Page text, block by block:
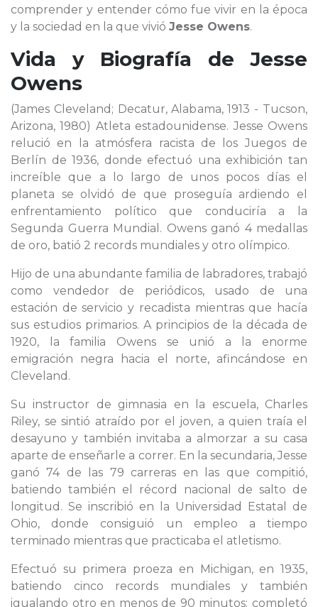
comprender y entender cómo fue vivir en la época
y la sociedad en la que vivió Jesse Owens.
Vida y Biografía de Jesse
Owens
(James Cleveland; Decatur, Alabama, 1913 - Tucson,
Arizona, 1980) Atleta estadounidense. Jesse Owens
relució en la atmósfera racista de los Juegos de
Berlín de 1936, donde efectuó una exhibición tan
increíble que a lo largo de unos pocos días el
planeta se olvidó de que proseguía ardiendo el
enfrentamiento político que conduciría a la
Segunda Guerra Mundial. Owens ganó 4 medallas
de oro, batió 2 records mundiales y otro olímpico.
Hijo de una abundante familia de labradores, trabajó
como vendedor de periódicos, usado de una
estación de servicio y recadista mientras que hacía
sus estudios primarios. A principios de la década de
1920, la familia Owens se unió a la enorme
emigración negra hacia el norte, afincándose en
Cleveland.
Su instructor de gimnasia en la escuela, Charles
Riley, se sintió atraído por el joven, a quien traía el
desayuno y también invitaba a almorzar a su casa
aparte de enseñarle a correr. En la secundaria, Jesse
ganó 74 de las 79 carreras en las que compitió,
batiendo también el récord nacional de salto de
longitud. Se inscribió en la Universidad Estatal de
Ohio, donde consiguió un empleo a tiempo
terminado mientras que practicaba el atletismo.
Efectuó su primera proeza en Michigan, en 1935,
batiendo cinco records mundiales y también
igualando otro en menos de 90 minutos: completó